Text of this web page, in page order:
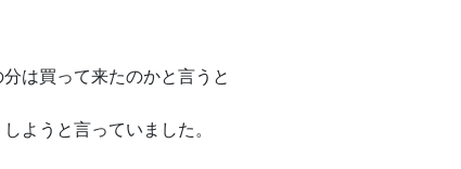
は買って来たのかと言うと
うと言っていました。